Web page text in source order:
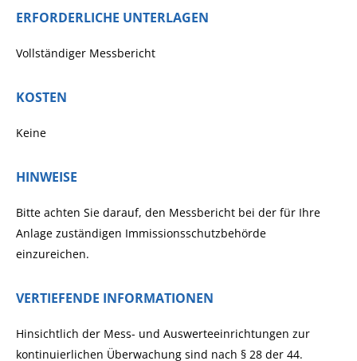
ERFORDERLICHE UNTERLAGEN
Vollständiger Messbericht
KOSTEN
Keine
HINWEISE
Bitte achten Sie darauf, den Messbericht bei der für Ihre
Anlage zuständigen Immissionsschutzbehörde
einzureichen.
VERTIEFENDE INFORMATIONEN
Hinsichtlich der Mess- und Auswerteeinrichtungen zur
kontinuierlichen Überwachung sind nach § 28 der 44.